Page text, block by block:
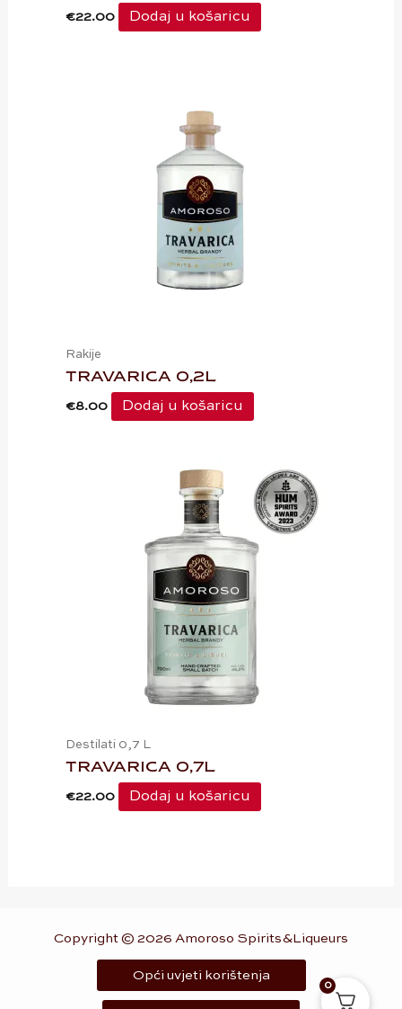
€22.00 Dodaj u košaricu
Rakije
TRAVARICA 0,2L
€8.00 Dodaj u košaricu
Destilati 0,7 L
TRAVARICA 0,7L
€22.00 Dodaj u košaricu
Copyright © 2026 Amoroso Spirits&Liqueurs
Opći uvjeti korištenja
0